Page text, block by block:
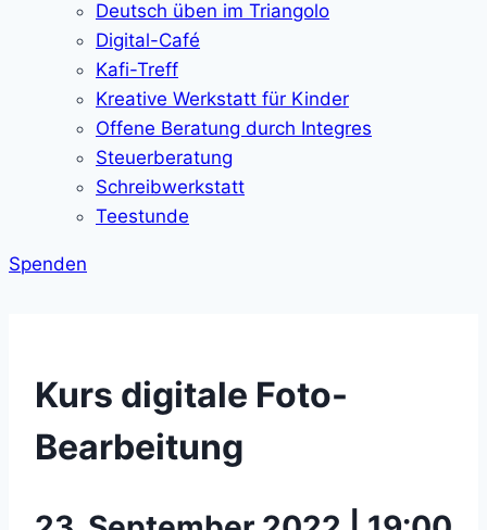
Deutsch üben im Triangolo
Digital-Café
Kafi-Treff
Kreative Werkstatt für Kinder
Offene Beratung durch Integres
Steuerberatung
Schreibwerkstatt
Teestunde
Spenden
Kurs digitale Foto-
Bearbeitung